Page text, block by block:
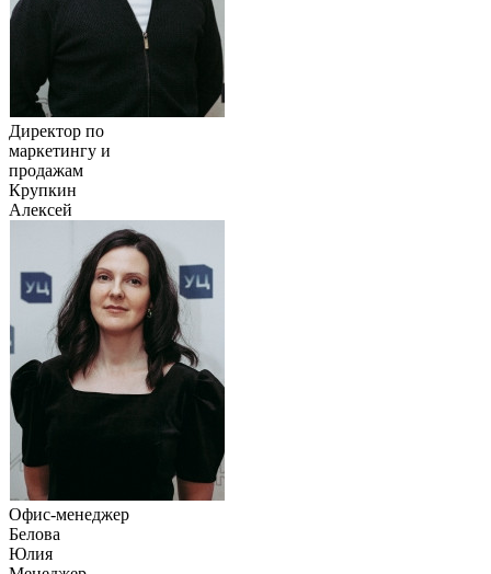
Директор по
маркетингу и
продажам
Крупкин
Алексей
Офис-менеджер
Белова
Юлия